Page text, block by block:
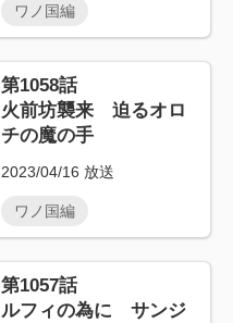
ワノ国編
第1058話
火前坊襲来 迫るオロ
チの魔の手
2023/04/16 放送
ワノ国編
第1057話
ルフィの為に サンジ